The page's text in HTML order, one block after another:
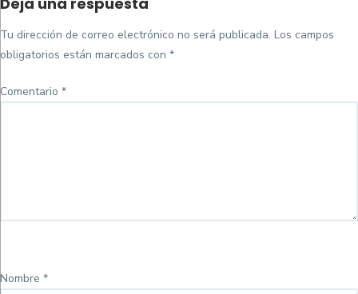
on
Tu dirección de correo electrónico no será publicada. Los campos
obligatorios están marcados con *
Comentario *
Nombre *